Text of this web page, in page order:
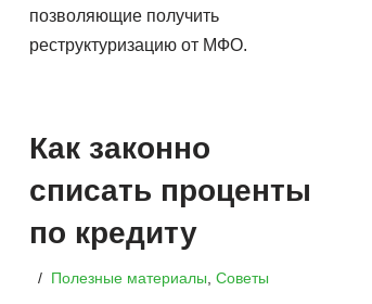
позволяющие получить
реструктуризацию от МФО.
Как законно
списать проценты
по кредиту
Полезные материалы Советы